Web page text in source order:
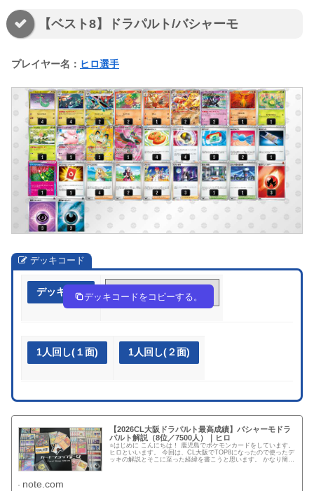
【ベスト8】ドラパルト/バシャーモ
プレイヤー名： ヒロ選手
デッキコード
デッキ作成 pyUUyU-MV0ErE-MpXUyR
デッキコードをコピーする。
1人回し(１面) 1人回し(２面)
【2026CL大阪ドラパルト最高成績】バシャーモドラ
パルト解説（8位／7500人）｜ヒロ
⭐️はじめに こんにちは！ 鹿児島でポケモンカードをしています。
ヒロといいます。 今回は、CL大阪でTOP8になったので使ったデ
ッキの解説とそこに至った経緯を書こうと思います。 かなり簡潔
note.com